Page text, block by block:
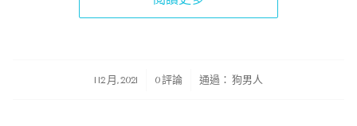
1 12 月, 2021
/ 0 評論 通過： 狗男人